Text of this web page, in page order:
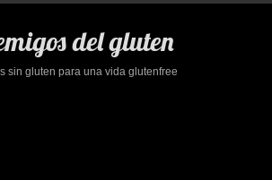
del gluten
sin gluten para una vida glutenfree